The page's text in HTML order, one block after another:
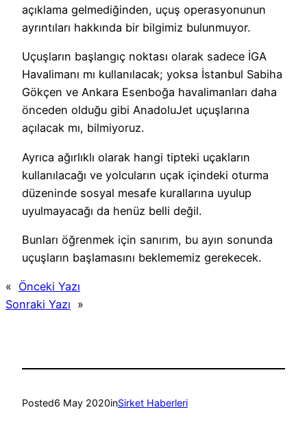
açıklama gelmediğinden, uçuş operasyonunun
ayrıntıları hakkında bir bilgimiz bulunmuyor.
Uçuşların başlangıç noktası olarak sadece İGA
Havalimanı mı kullanılacak; yoksa İstanbul Sabiha
Gökçen ve Ankara Esenboğa havalimanları daha
önceden olduğu gibi AnadoluJet uçuşlarına
açılacak mı, bilmiyoruz.
Ayrıca ağırlıklı olarak hangi tipteki uçakların
kullanılacağı ve yolcuların uçak içindeki oturma
düzeninde sosyal mesafe kurallarına uyulup
uyulmayacağı da henüz belli değil.
Bunları öğrenmek için sanırım, bu ayın sonunda
uçuşların başlamasını beklememiz gerekecek.
« Önceki Yazı
Sonraki Yazı »
Posted6 May 2020inSirket Haberleri